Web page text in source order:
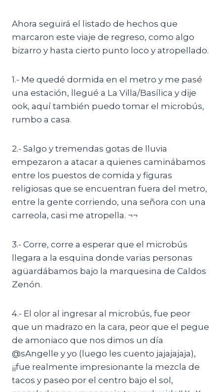
Ahora seguirá el listado de hechos que
marcaron este viaje de regreso, como algo
bizarro y hasta cierto punto loco y atropellado.
1.- Me quedé dormida en el metro y me pasé
una estación, llegué a La Villa/Basílica y dije
ook, aquí también puedo tomar el microbús,
rumbo a casa.
2.- Salgo y tremendas gotas de lluvia
empezaron a atacar a quienes caminábamos
entre los puestos de comida y figuras
religiosas que se encuentran fuera del metro,
entre la gente corriendo, una señora con una
carreola, casi me atropella. ¬¬
3.- Corre, corre a esperar que el microbús
llegara a la esquina donde varias personas
agüardábamos bajo la marquesina de Caldos
Zenón.
4.- El olor al ingresar al microbús, fue peor
que un madrazo en la cara, peor que el pegue
de amoniaco que nos dimos un día
@sAngelle y yo (luego les cuento jajajajaja),
¡¡fue realmente impresionante la mezcla de
tacos y paseo por el centro bajo el sol,